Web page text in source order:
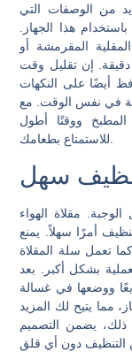
من الوصفات التي
هذا الجهاز.
المقرمشة أو
سمك السلمون المخبوز جاهزة في أقل من 15 دقيقة. إن تقليل وقت
أيضًا على النكهات
في نفس الوقت. مع
ووقتًا أطول
سهل
مقلاة الهواء
أمرًا سهلاً. يمنع
تعمل سلة المقلاة
بشكل أكبر. بعد
ووضعها في غسالة
مما يتيح لك المزيد
ذلك، يضمن التصميم